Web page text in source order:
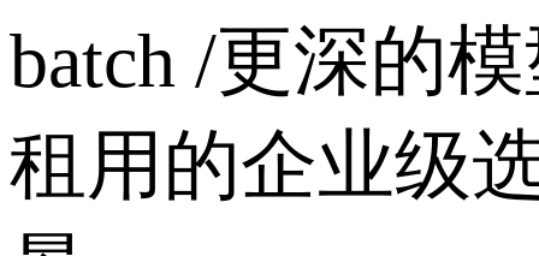
batch /更深的
租用的企业级